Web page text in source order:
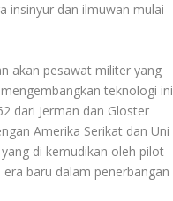
insinyur dan ilmuwan mulai
akan pesawat militer yang
teknologi
dari Jerman dan Gloster
Amerika Serikat dan Uni
di kemudikan oleh pilot
baru dalam penerbangan